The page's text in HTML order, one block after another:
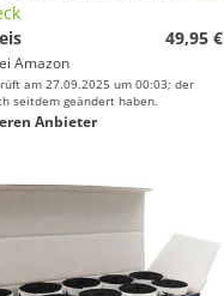
49,95 €
Amazon
am 27.09.2025 um 00:03; der
seitdem geändert haben.
Anbieter